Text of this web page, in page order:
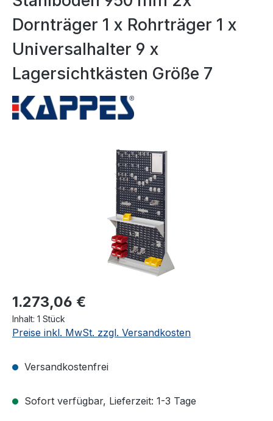
Dornträger 1 x Rohrträger 1 x
Universalhalter 9 x
Lagersichtkästen Größe 7
Bildergalerie überspringen
1.273,06 €
Inhalt: 1 Stück
Preise inkl. MwSt. zzgl. Versandkosten
Versandkostenfrei
Sofort verfügbar, Lieferzeit: 1-3 Tage